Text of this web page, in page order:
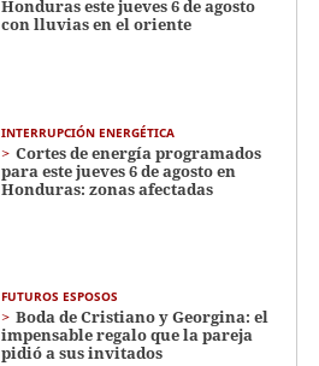
Honduras este jueves 6 de agosto
con lluvias en el oriente
INTERRUPCIÓN ENERGÉTICA
Cortes de energía programados
para este jueves 6 de agosto en
Honduras: zonas afectadas
FUTUROS ESPOSOS
Boda de Cristiano y Georgina: el
impensable regalo que la pareja
pidió a sus invitados